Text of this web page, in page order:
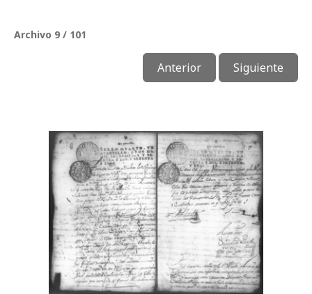
Archivo 9 / 101
Anterior Siguiente